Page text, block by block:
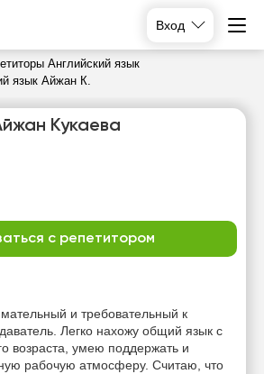
Вход
Английский язык
язык Айжан К.
Кукаева
с репетитором
и требовательный к
Легко нахожу общий язык с
возраста, умею поддержать и
рабочую атмосферу. Считаю, что
сб
вс
10:00
10:30
свободных
часов